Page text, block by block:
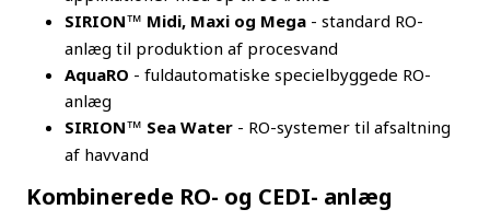
SIRION™ Midi, Maxi og Mega - standard RO-
anlæg til produktion af procesvand
AquaRO - fuldautomatiske specielbyggede RO-
anlæg
SIRION™ Sea Water - RO-systemer til afsaltning
af havvand
Kombinerede RO- og CEDI- anlæg